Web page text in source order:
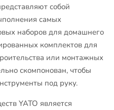
собой
самых
наборов для домашнего
комплектов для
или монтажных
скомпонован, чтобы
под руку.
YATO является